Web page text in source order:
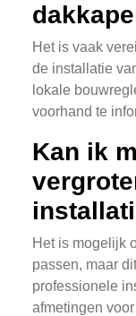
Het is vaak
de installatie
lokale
voorhand te
Kan ik
Het is mogelijk
passen, maar
professionele
afmetingen